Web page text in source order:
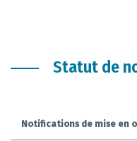
Statut de
Notifications de mise en